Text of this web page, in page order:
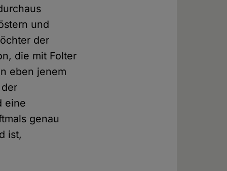
und
der
die mit Folter
eben jenem
eine
genau
ist,